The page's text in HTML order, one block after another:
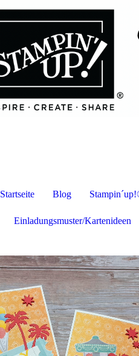
Startseite Blog
Einladungsmuster/Kartenideen